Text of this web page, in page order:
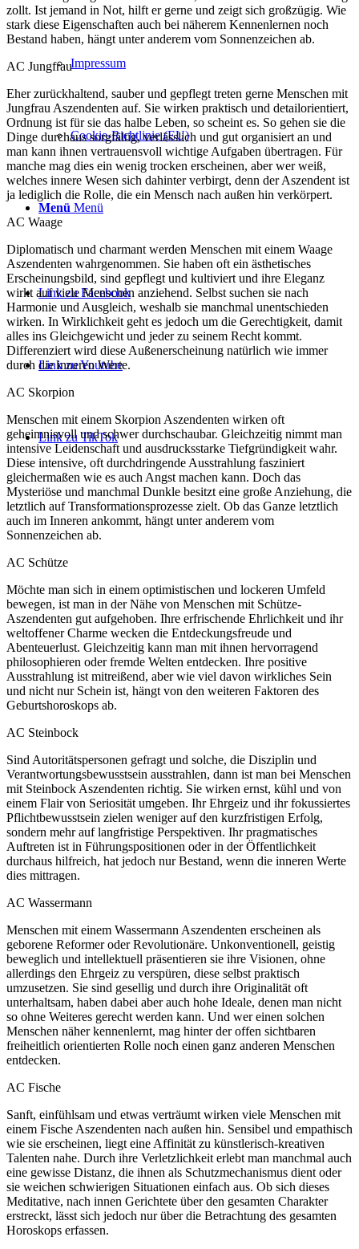
Impressum
Cookie-Richtlinie (EU)
Menü Menü
Link zu Facebook
Link zu Youtube
Link zu TikTok
zollt. Ist jemand in Not, hilft er gerne und zeigt sich großzügig. Wie
stark diese Eigenschaften auch bei näherem Kennenlernen noch
Bestand haben, hängt unter anderem vom Sonnenzeichen ab.
AC Jungfrau
Eher zurückhaltend, sauber und gepflegt treten gerne Menschen mit
Jungfrau Aszendenten auf. Sie wirken praktisch und detailorientiert,
Ordnung ist für sie das halbe Leben, so scheint es. So gehen sie die
Dinge durchaus sorgfältig, verlässlich und gut organisiert an und
man kann ihnen vertrauensvoll wichtige Aufgaben übertragen. Für
manche mag dies ein wenig trocken erscheinen, aber wer weiß,
welches innere Wesen sich dahinter verbirgt, denn der Aszendent ist
ja lediglich die Rolle, die ein Mensch nach außen hin verkörpert.
AC Waage
Diplomatisch und charmant werden Menschen mit einem Waage
Aszendenten wahrgenommen. Sie haben oft ein ästhetisches
Erscheinungsbild, sind gepflegt und kultiviert und ihre Eleganz
wirkt auf viele Menschen anziehend. Selbst suchen sie nach
Harmonie und Ausgleich, weshalb sie manchmal unentschieden
wirken. In Wirklichkeit geht es jedoch um die Gerechtigkeit, damit
alles ins Gleichgewicht und jeder zu seinem Recht kommt.
Differenziert wird diese Außenerscheinung natürlich wie immer
durch die inneren Werte.
AC Skorpion
Menschen mit einem Skorpion Aszendenten wirken oft
geheimnisvoll und schwer durchschaubar. Gleichzeitig nimmt man
intensive Leidenschaft und ausdrucksstarke Tiefgründigkeit wahr.
Diese intensive, oft durchdringende Ausstrahlung fasziniert
gleichermaßen wie es auch Angst machen kann. Doch das
Mysteriöse und manchmal Dunkle besitzt eine große Anziehung, die
letztlich auf Transformationsprozesse zielt. Ob das Ganze letztlich
auch im Inneren ankommt, hängt unter anderem vom
Sonnenzeichen ab.
AC Schütze
Möchte man sich in einem optimistischen und lockeren Umfeld
bewegen, ist man in der Nähe von Menschen mit Schütze-
Aszendenten gut aufgehoben. Ihre erfrischende Ehrlichkeit und ihr
weltoffener Charme wecken die Entdeckungsfreude und
Abenteuerlust. Gleichzeitig kann man mit ihnen hervorragend
philosophieren oder fremde Welten entdecken. Ihre positive
Ausstrahlung ist mitreißend, aber wie viel davon wirkliches Sein
und nicht nur Schein ist, hängt von den weiteren Faktoren des
Geburtshoroskops ab.
AC Steinbock
Sind Autoritätspersonen gefragt und solche, die Disziplin und
Verantwortungsbewusstsein ausstrahlen, dann ist man bei Menschen
mit Steinbock Aszendenten richtig. Sie wirken ernst, kühl und von
einem Flair von Seriosität umgeben. Ihr Ehrgeiz und ihr fokussiertes
Pflichtbewusstsein zielen weniger auf den kurzfristigen Erfolg,
sondern mehr auf langfristige Perspektiven. Ihr pragmatisches
Auftreten ist in Führungspositionen oder in der Öffentlichkeit
durchaus hilfreich, hat jedoch nur Bestand, wenn die inneren Werte
dies mittragen.
AC Wassermann
Menschen mit einem Wassermann Aszendenten erscheinen als
geborene Reformer oder Revolutionäre. Unkonventionell, geistig
beweglich und intellektuell präsentieren sie ihre Visionen, ohne
allerdings den Ehrgeiz zu verspüren, diese selbst praktisch
umzusetzen. Sie sind gesellig und durch ihre Originalität oft
unterhaltsam, haben dabei aber auch hohe Ideale, denen man nicht
so ohne Weiteres gerecht werden kann. Und wer einen solchen
Menschen näher kennenlernt, mag hinter der offen sichtbaren
freiheitlich orientierten Rolle noch einen ganz anderen Menschen
entdecken.
AC Fische
Sanft, einfühlsam und etwas verträumt wirken viele Menschen mit
einem Fische Aszendenten nach außen hin. Sensibel und empathisch
wie sie erscheinen, liegt eine Affinität zu künstlerisch-kreativen
Talenten nahe. Durch ihre Verletzlichkeit erlebt man manchmal auch
eine gewisse Distanz, die ihnen als Schutzmechanismus dient oder
sie weichen schwierigen Situationen einfach aus. Ob sich dieses
Meditative, nach innen Gerichtete über den gesamten Charakter
erstreckt, lässt sich jedoch nur über die Betrachtung des gesamten
Horoskops erfassen.